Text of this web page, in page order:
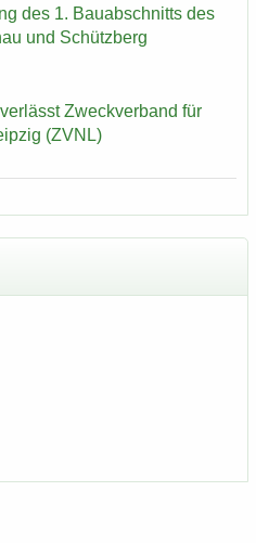
des 1. Bau­ab­schnitts des
und Schütz­berg
Zweck­ver­band für
(ZVNL)